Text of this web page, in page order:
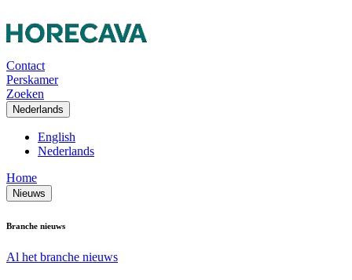
Contact
Perskamer
Zoeken
Nederlands
English
Nederlands
Home
Nieuws
Branche nieuws
Al het branche nieuws